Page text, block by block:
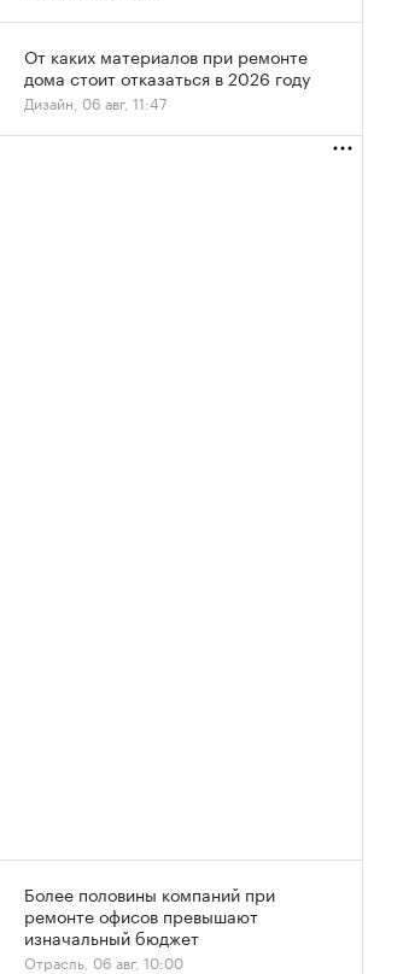
От каких материалов при ремонте
дома стоит отказаться в 2026 году
Дизайн, 06 авг, 11:47
Более половины компаний при
ремонте офисов превышают
изначальный бюджет
Отрасль, 06 авг, 10:00